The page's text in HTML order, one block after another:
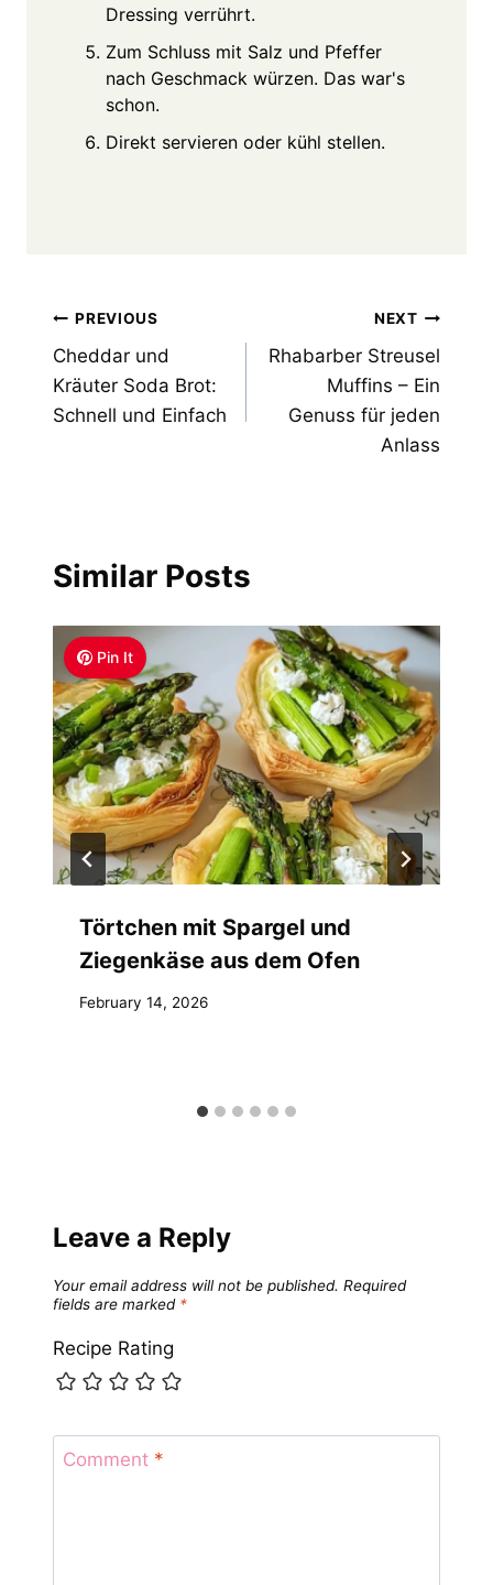
Dressing verrührt.
Zum Schluss mit Salz und Pfeffer
nach Geschmack würzen. Das war's
schon.
Direkt servieren oder kühl stellen.
Post
navigation
PREVIOUS
Cheddar und
Kräuter Soda Brot:
Schnell und Einfach
NEXT
Rhabarber Streusel
Muffins – Ein
Genuss für jeden
Anlass
Similar Posts
Pin It
Törtchen mit Spargel und
Ziegenkäse aus dem Ofen
February 14, 2026
Leave a Reply
Your email address will not be published. Required
fields are marked *
Recipe Rating
Comment *